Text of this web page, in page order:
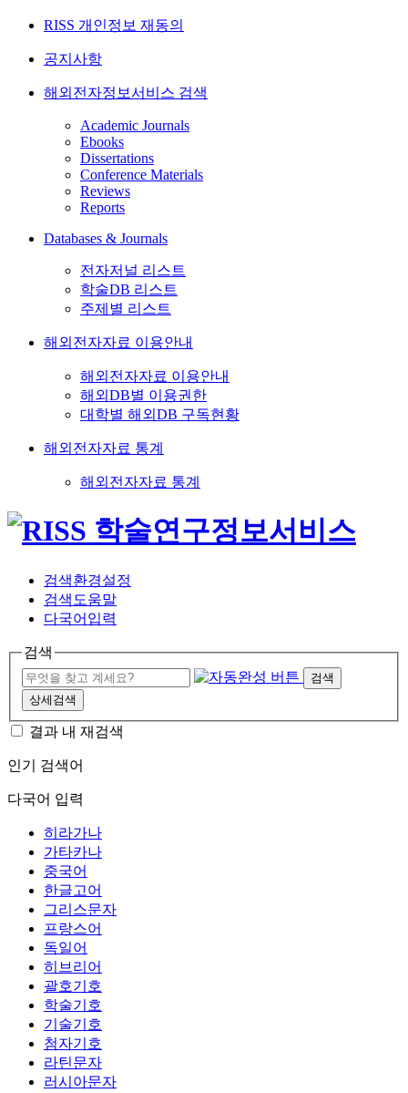
RISS 개인정보 재동의
공지사항
해외전자정보서비스 검색
Academic Journals
Ebooks
Dissertations
Conference Materials
Reviews
Reports
Databases & Journals
전자저널 리스트
학술DB 리스트
주제별 리스트
해외전자자료 이용안내
해외전자자료 이용안내
해외DB별 이용권한
대학별 해외DB 구독현황
해외전자자료 통계
해외전자자료 통계
검색환경설정
검색도움말
다국어입력
검색
검색
상세검색
결과 내 재검색
인기 검색어
다국어 입력
히라가나
가타카나
중국어
한글고어
그리스문자
프랑스어
독일어
히브리어
괄호기호
학술기호
기술기호
첨자기호
라틴문자
러시아문자